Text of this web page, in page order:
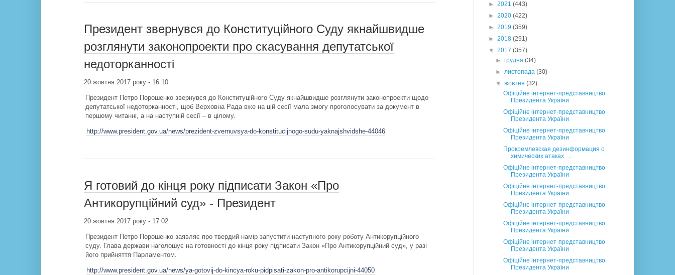
Президент звернувся до Конституційного Суду якнайшвидше
розглянути законопроекти про скасування депутатської
недоторканності
20 жовтня 2017 року - 16:10
Президент Петро Порошенко звернувся до Конституційного Суду якнайшвидше розглянути законопроекти щодо
депутатської недоторканності, щоб Верховна Рада вже на цій сесії мала змогу проголосувати за документ в
першому читанні, а на наступній сесії – в цілому.
http://www.president.gov.ua/news/prezident-zvernuvsya-do-konstitucijnogo-sudu-yaknajshvidshe-44046
Я готовий до кінця року підписати Закон «Про
Антикорупційний суд» - Президент
20 жовтня 2017 року - 17:02
Президент Петро Порошенко заявляє про твердий намір запустити наступного року роботу Антикорупційного
суду. Глава держави наголошує на готовності до кінця року підписати Закон «Про Антикорупційний суд», у разі
його прийняття Парламентом.
http://www.president.gov.ua/news/ya-gotovij-do-kincya-roku-pidpisati-zakon-pro-antikorupcijni-44050
► 2021 (443)
► 2020 (422)
► 2019 (359)
► 2018 (291)
▼ 2017 (357)
►грудня(34)
►листопада(30)
▼жовтня(32)
Офіційне інтернет-представництво
Президента України
Офіційне інтернет-представництво
Президента України
Офіційне інтернет-представництво
Президента України
Прокремлевская дезинформация о
химических атаках ...
Офіційне інтернет-представництво
Президента України
Офіційне інтернет-представництво
Президента України
Офіційне інтернет-представництво
Президента України
Офіційне інтернет-представництво
Президента України
Офіційне інтернет-представництво
Президента України
Офіційне інтернет-представництво
Президента України